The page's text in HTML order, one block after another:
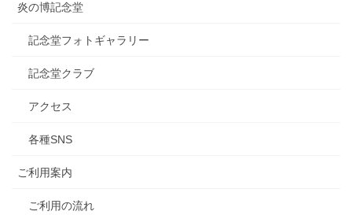
炎の博記念堂
記念堂フォトギャラリー
記念堂クラブ
アクセス
各種SNS
ご利用案内
ご利用の流れ